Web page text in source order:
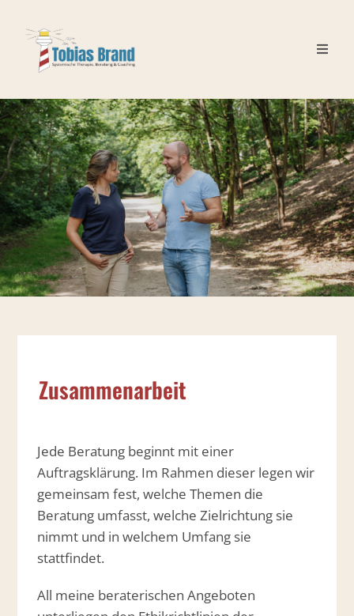
Zusammenarbeit
Jede Beratung beginnt mit einer
Auftragsklärung. Im Rahmen dieser legen wir
gemeinsam fest, welche Themen die
Beratung umfasst, welche Zielrichtung sie
nimmt und in welchem Umfang sie
stattfindet.
All meine beraterischen Angeboten